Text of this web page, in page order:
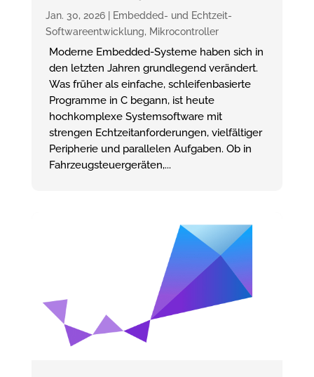
Jan. 30, 2026|
Embedded- und Echtzeit-
Softwareentwicklung, Mikrocontroller
Moderne Embedded-Systeme haben sich in
den letzten Jahren grundlegend verändert.
Was früher als einfache, schleifenbasierte
Programme in C begann, ist heute
hochkomplexe Systemsoftware mit
strengen Echtzeitanforderungen, vielfältiger
Peripherie und parallelen Aufgaben. Ob in
Fahrzeugsteuergeräten,...